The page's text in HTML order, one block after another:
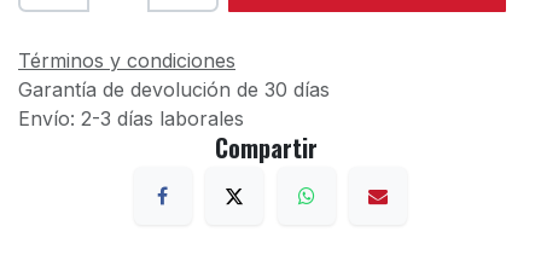
Términos y condiciones
Garantía de devolución de 30 días
Envío: 2-3 días laborales
Compartir